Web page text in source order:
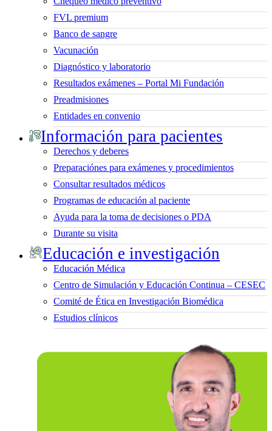
FVL premium
Banco de sangre
Vacunación
Diagnóstico y laboratorio
Resultados exámenes – Portal Mi Fundación
Preadmisiones
Entidades en convenio
Información para pacientes
Derechos y deberes
Preparaciónes para exámenes y procedimientos
Consultar resultados médicos
Programas de educación al paciente
Ayuda para la toma de decisiones o PDA
Durante su visita
Educación e investigación
Educación Médica
Centro de Simulación y Educación Continua – CESEC
Comité de Ética en Investigación Biomédica
Estudios clínicos